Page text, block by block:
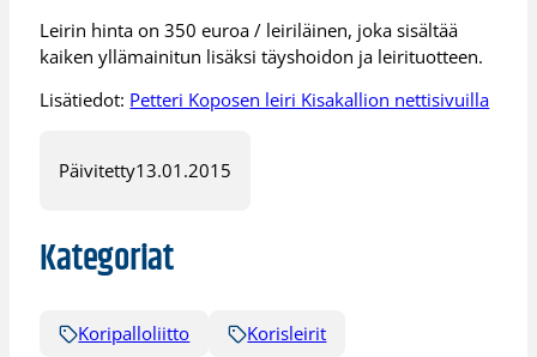
Leirin hinta on 350 euroa / leiriläinen, joka sisältää
kaiken yllämainitun lisäksi täyshoidon ja leirituotteen.
Lisätiedot: Petteri Koposen leiri Kisakallion nettisivuilla
Päivitetty13.01.2015
Kategoriat
Koripalloliitto Korisleirit